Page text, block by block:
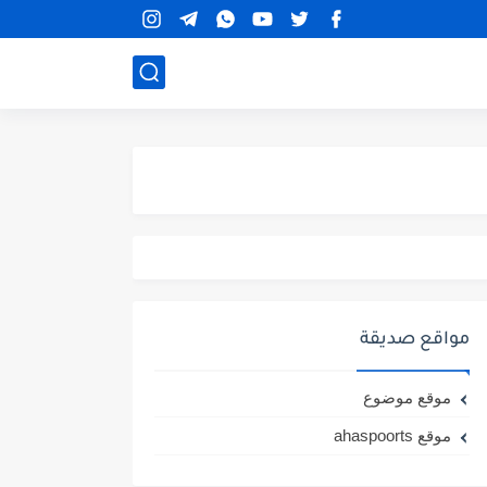
مواقع صديقة
موقع موضوع
موقع ahaspoorts